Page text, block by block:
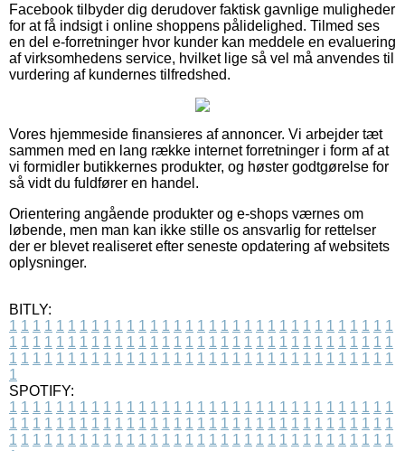
Facebook tilbyder dig derudover faktisk gavnlige muligheder
for at få indsigt i online shoppens pålidelighed. Tilmed ses
en del e-forretninger hvor kunder kan meddele en evaluering
af virksomhedens service, hvilket lige så vel må anvendes til
vurdering af kundernes tilfredshed.
Vores hjemmeside finansieres af annoncer. Vi arbejder tæt
sammen med en lang række internet forretninger i form af at
vi formidler butikkernes produkter, og høster godtgørelse for
så vidt du fuldfører en handel.
Orientering angående produkter og e-shops værnes om
løbende, men man kan ikke stille os ansvarlig for rettelser
der er blevet realiseret efter seneste opdatering af websitets
oplysninger.
BITLY:
1 1 1 1 1 1 1 1 1 1 1 1 1 1 1 1 1 1 1 1 1 1 1 1 1 1 1 1 1 1 1 1 1
1 1 1 1 1 1 1 1 1 1 1 1 1 1 1 1 1 1 1 1 1 1 1 1 1 1 1 1 1 1 1 1 1
1 1 1 1 1 1 1 1 1 1 1 1 1 1 1 1 1 1 1 1 1 1 1 1 1 1 1 1 1 1 1 1 1
1
SPOTIFY:
1 1 1 1 1 1 1 1 1 1 1 1 1 1 1 1 1 1 1 1 1 1 1 1 1 1 1 1 1 1 1 1 1
1 1 1 1 1 1 1 1 1 1 1 1 1 1 1 1 1 1 1 1 1 1 1 1 1 1 1 1 1 1 1 1 1
1 1 1 1 1 1 1 1 1 1 1 1 1 1 1 1 1 1 1 1 1 1 1 1 1 1 1 1 1 1 1 1 1